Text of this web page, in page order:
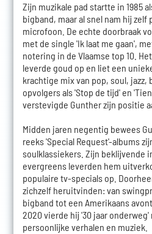
Zijn muzikale pad startte in 1985
bigband, maar al snel nam hij zelf
microfoon. De echte doorbraak
met de single 'Ik laat me gaan',
notering in de Vlaamse top 10.
leverde goud op en liet een
krachtige mix van pop, soul, jazz,
opvolgers als 'Stop de tijd' en
verstevigde Gunther zijn positie
Midden jaren negentig bewees
reeks 'Special Request'-albums
soulklassiekers. Zijn beklijvende
evergreens leverden hem
populaire tv-specials op.
zichzelf heruitvinden: van
bigband tot een Amerikaans
2020 vierde hij '30 jaar
persoonlijke verhalen en muziek.